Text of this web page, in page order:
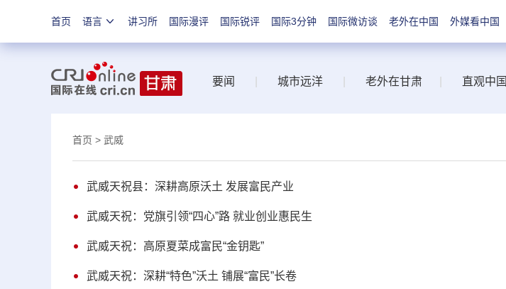
首页 语言 讲习所 国际漫评 国际锐评 国际3分钟 国际微访谈 老外在中国 外媒看中国
要闻 城市远洋 老外在甘肃 直观中国
首页 > 武威
武威天祝县：深耕高原沃土 发展富民产业
武威天祝：党旗引领“四心”路 就业创业惠民生
武威天祝：高原夏菜成富民“金钥匙”
武威天祝：深耕“特色”沃土 铺展“富民”长卷